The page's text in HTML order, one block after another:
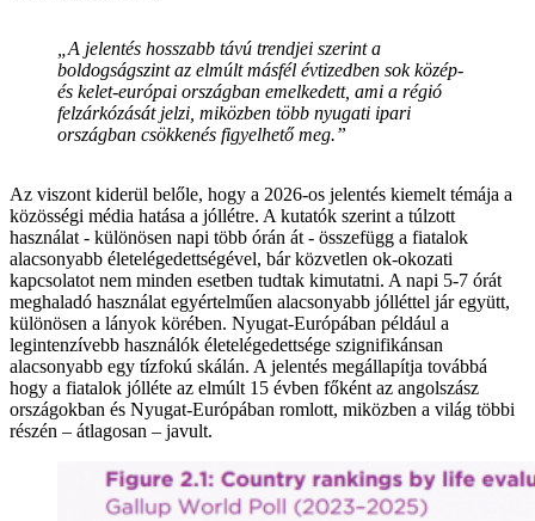
„A jelentés hosszabb távú trendjei szerint a
boldogságszint az elmúlt másfél évtizedben sok közép-
és kelet-európai országban emelkedett, ami a régió
felzárkózását jelzi, miközben több nyugati ipari
országban csökkenés figyelhető meg.”
Az viszont kiderül belőle, hogy a 2026-os jelentés kiemelt témája a
közösségi média hatása a jóllétre. A kutatók szerint a túlzott
használat - különösen napi több órán át - összefügg a fiatalok
alacsonyabb életelégedettségével, bár közvetlen ok-okozati
kapcsolatot nem minden esetben tudtak kimutatni. A napi 5-7 órát
meghaladó használat egyértelműen alacsonyabb jólléttel jár együtt,
különösen a lányok körében. Nyugat-Európában például a
legintenzívebb használók életelégedettsége szignifikánsan
alacsonyabb egy tízfokú skálán. A jelentés megállapítja továbbá
hogy a fiatalok jólléte az elmúlt 15 évben főként az angolszász
országokban és Nyugat-Európában romlott, miközben a világ többi
részén – átlagosan – javult.